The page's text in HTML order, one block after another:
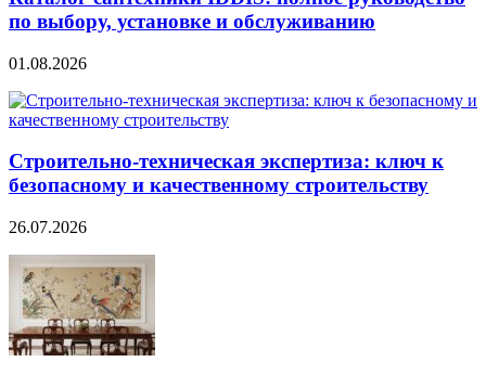
по выбору, установке и обслуживанию
01.08.2026
Строительно‑техническая экспертиза: ключ к
безопасному и качественному строительству
26.07.2026